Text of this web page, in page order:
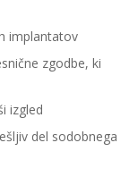
implantatov
zgodbe, ki
izgled
del sodobnega